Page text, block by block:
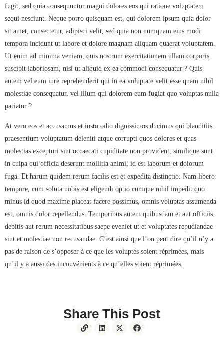
fugit, sed quia consequuntur magni dolores eos qui ratione voluptatem
sequi nesciunt. Neque porro quisquam est, qui dolorem ipsum quia dolor
sit amet, consectetur, adipisci velit, sed quia non numquam eius modi
tempora incidunt ut labore et dolore magnam aliquam quaerat voluptatem.
Ut enim ad minima veniam, quis nostrum exercitationem ullam corporis
suscipit laboriosam, nisi ut aliquid ex ea commodi consequatur ? Quis
autem vel eum iure reprehenderit qui in ea voluptate velit esse quam nihil
molestiae consequatur, vel illum qui dolorem eum fugiat quo voluptas nulla
pariatur ?
At vero eos et accusamus et iusto odio dignissimos ducimus qui blanditiis
praesentium voluptatum deleniti atque corrupti quos dolores et quas
molestias excepturi sint occaecati cupiditate non provident, similique sunt
in culpa qui officia deserunt mollitia animi, id est laborum et dolorum
fuga. Et harum quidem rerum facilis est et expedita distinctio. Nam libero
tempore, cum soluta nobis est eligendi optio cumque nihil impedit quo
minus id quod maxime placeat facere possimus, omnis voluptas assumenda
est, omnis dolor repellendus. Temporibus autem quibusdam et aut officiis
debitis aut rerum necessitatibus saepe eveniet ut et voluptates repudiandae
sint et molestiae non recusandae. C’est ainsi que l’on peut dire qu’il n’y a
pas de raison de s’opposer à ce que les voluptés soient réprimées, mais
qu’il y a aussi des inconvénients à ce qu’elles soient réprimées.
Share This Post